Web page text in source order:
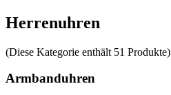
Herrenuhren
(Diese Kategorie enthält 51 Produkte)
Armbanduhren